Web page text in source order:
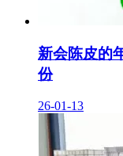
新会陈皮的
份
26-01-13